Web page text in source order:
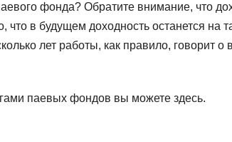
фонда? Обратите внимание, что
что в будущем доходность останется на
лет работы, как правило, говорит
паевых фондов вы можете здесь.